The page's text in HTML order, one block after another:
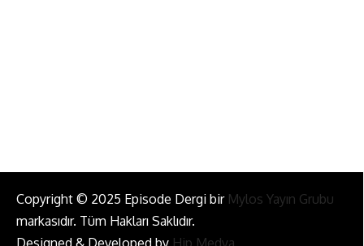
Copyright © 2025 Episode Dergi bir Mylos Yayın Grubu
markasıdır. Tüm Hakları Saklıdır.
Designed & Developed by Hip Medya